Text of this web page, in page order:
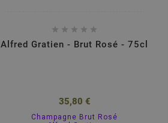
    
Alfred Gratien - Brut Rosé - 75cl
35,80 €
Champagne Brut Rosé